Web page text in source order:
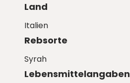
Land
Italien
Rebsorte
Syrah
Lebensmittelangaben